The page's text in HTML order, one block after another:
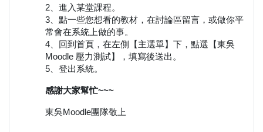
2、進入某堂課程。
3、點一些您想看的教材，在討論區留言，或做你平
常會在系統上做的事。
4、回到首頁，在左側【主選單】下，點選【東吳
Moodle 壓力測試】，填寫後送出。
5、登出系統。
感謝大家幫忙~~~
東吳Moodle團隊敬上